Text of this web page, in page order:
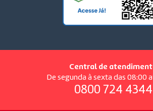
Central de
De segunda à sexta das 08:00
0800 724 4344